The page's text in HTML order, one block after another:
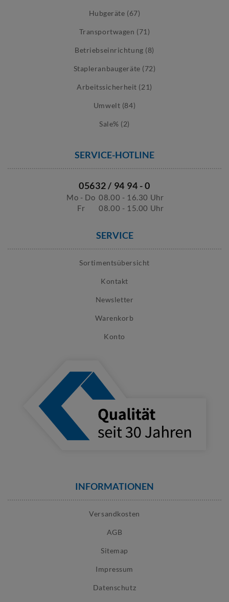
Hubgeräte (67)
Transportwagen (71)
Betriebseinrichtung (8)
Stapleranbaugeräte (72)
Arbeitssicherheit (21)
Umwelt (84)
Sale% (2)
SERVICE-HOTLINE
05632 / 94 94 - 0
Mo - Do 08.00 - 16.30 Uhr
Fr
08.00 - 15.00 Uhr
SERVICE
Sortimentsübersicht
Kontakt
Newsletter
Warenkorb
Konto
INFORMATIONEN
Versandkosten
AGB
Sitemap
Impressum
Datenschutz